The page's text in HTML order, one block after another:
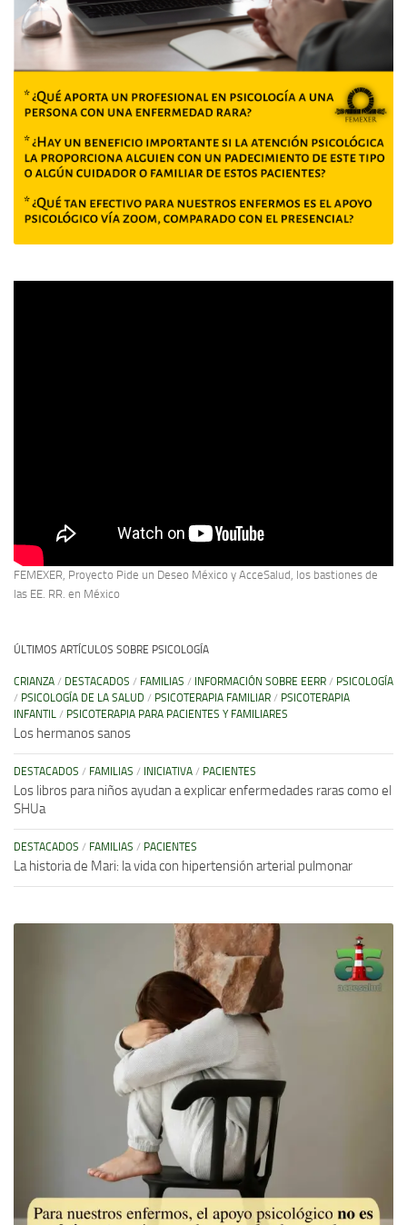
FEMEXER, Proyecto Pide un Deseo México y AcceSalud, los bastiones de
las EE. RR. en México
ÚLTIMOS ARTÍCULOS SOBRE PSICOLOGÍA
CRIANZA / DESTACADOS / FAMILIAS / INFORMACIÓN SOBRE EERR / PSICOLOGÍA
/ PSICOLOGÍA DE LA SALUD / PSICOTERAPIA FAMILIAR / PSICOTERAPIA
INFANTIL / PSICOTERAPIA PARA PACIENTES Y FAMILIARES
Los hermanos sanos
DESTACADOS / FAMILIAS / INICIATIVA / PACIENTES
Los libros para niños ayudan a explicar enfermedades raras como el
SHUa
DESTACADOS / FAMILIAS / PACIENTES
La historia de Mari: la vida con hipertensión arterial pulmonar